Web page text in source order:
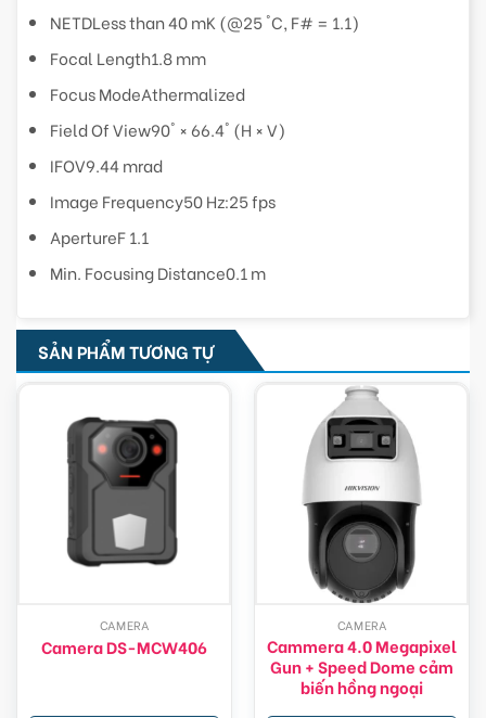
NETDLess than 40 mK (@25 °C, F# = 1.1)
Focal Length1.8 mm
Focus ModeAthermalized
Field Of View90° × 66.4° (H × V)
IFOV9.44 mrad
Image Frequency50 Hz:25 fps
ApertureF 1.1
Min. Focusing Distance0.1 m
SẢN PHẨM TƯƠNG TỰ
CAMERA
Camera DS-MCW406
CAMERA
Cammera 4.0 Megapixel
Gun + Speed Dome cảm
biến hồng ngoại